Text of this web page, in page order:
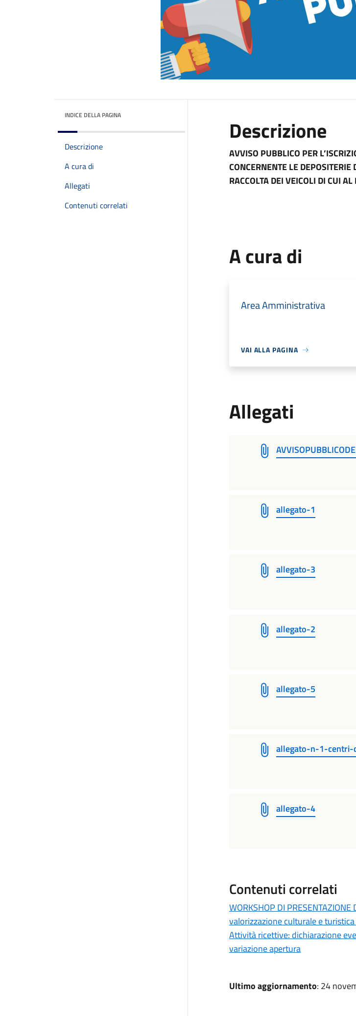
INDICE DELLA PAGINA
Descrizione
A cura di
Allegati
Contenuti correlati
Descrizione
AVVISO PUBBLICO PER
CONCERNENTE LE
RACCOLTA DEI VEICOLI DI CUI
A cura di
Area Amministrativa
VAI ALLA PAGINA
Allegati
allegato-1
allegato-3
allegato-2
allegato-5
allegato-n-1-centri-
allegato-4
Contenuti correlati
WORKSHOP DI
valorizzazione culturale e
Attività ricettive: dichiarazione
variazione apertura
Ultimo aggiornamento: 24